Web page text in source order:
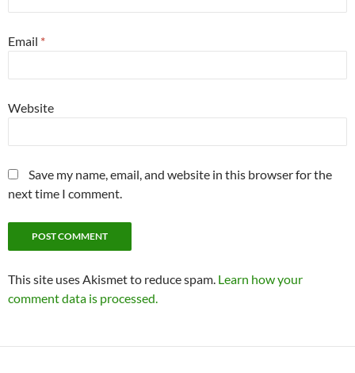
Email *
Website
Save my name, email, and website in this browser for the
next time I comment.
This site uses Akismet to reduce spam. Learn how your
comment data is processed.